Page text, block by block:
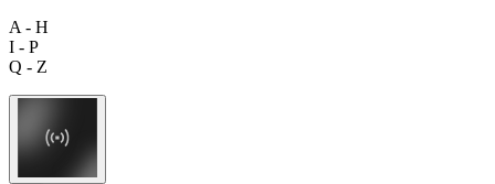
A - H
I - P
Q - Z